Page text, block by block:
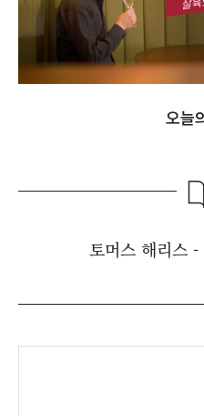
오늘
토머스 해리스 -